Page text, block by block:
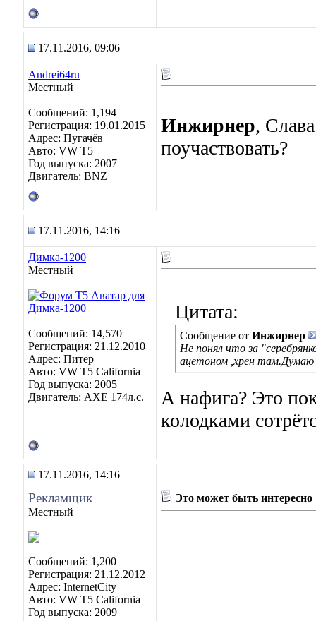
17.11.2016, 09:06
Andrei64ru
Местный
Сообщений: 1,194
Регистрация: 19.01.2015
Адрес: Пугачёв
Авто: VW T5
Год выпуска: 2007
Двигатель: BNZ
Инжирнер,
поучаствовать?
17.11.2016, 14:16
Димка-1200
Местный
Сообщений: 14,570
Регистрация: 21.12.2010
Адрес: Питер
Авто: VW T5 California
Год выпуска: 2005
Двигатель: AXE 174л.с.
Цитата:
Сообщение от Инжирнер
Не понял что за
ацетоном ,хрен
А нафига? Это
колодками
17.11.2016, 14:16
Рекламщик
Местный
Сообщений: 1,200
Регистрация: 21.12.2012
Адрес: InternetCity
Авто: VW T5 California
Год выпуска: 2009
Это может быть интересно